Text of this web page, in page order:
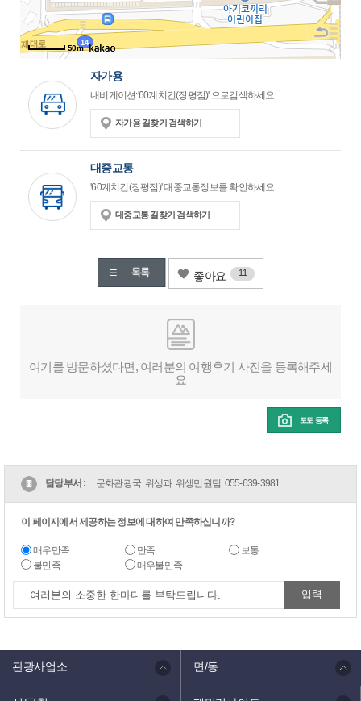
50m
자가용
내비게이션:'60계치킨(장평점)' 으로검색하세요
자가용 길찾기 검색하기
대중교통
'60계치킨(장평점)' 대중교통정보를 확인하세요
대중교통 길찾기 검색하기
좋아요 11
여기를 방문하셨다면, 여러분의 여행후기 사진을 등록해주세
요
포토 등록
담당부서 : 문화관광국 위생과 위생민원팀 055-639-3981
이 페이지에서 제공하는 정보에 대하여 만족하십니까?
매우만족 만족
보통
불만족
매우불만족
관광사업소 면/동